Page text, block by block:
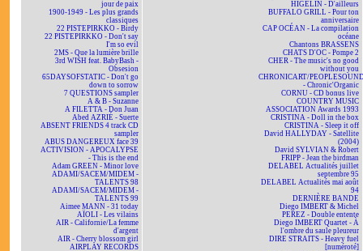
jour de paix
1900-1949 - Les plus grands
classiques
22 PISTEPIRKKO - Birdy
22 PISTEPIRKKO - Don't say
I'm so evil
2MS - Que la lumière brille
3rd WISH feat. BabyBash -
Obsesion
65DAYSOFSTATIC - Don't go
down to sorrow
7 QUESTIONS sampler
A & B - Suzanne
A FILETTA - Don Juan
Abed AZRIÉ - Suerte
ABSENT FRIENDS 4 track CD
sampler
ABUS DANGEREUX face 39
ACTIVISION - APOCALYPSE
- This is the end
Adam GREEN - Minor love
ADAMI/SACEM/MIDEM -
TALENTS 98
ADAMI/SACEM/MIDEM -
TALENTS 99
Aimee MANN - 31 today
AÏOLI - Les vilains
AIR - Californie/La femme
d'argent
AIR - Cherry blossom girl
AIRPLAY RECORDS
HIGELIN - D'ailleurs
BUFFALO GRILL - Pour ton
anniversaire
CAP OCÉAN - La compilation
océane
Chantons BRASSENS
CHATS D'OC - Pompe 2
CHER - The music's no good
without you
CHRONICART/
- Chronic'Organic
CORNU - CD bonus live
COUNTRY MUSIC
ASSOCIATION Awards 1993
CRISTINA - Doll in the box
CRISTINA - Sleep it off
David HALLYDAY - Satellite
(2004)
David SYLVIAN & Robert
FRIPP - Jean the birdman
DELABEL Actualités juillet
septembre 95
DELABEL Actualités mai août
94
DERNIÈRE BANDE
Diego IMBERT & Michel
PEREZ - Double entente
Diego IMBERT Quartet - À
l'ombre du saule pleureur
DIRE STRAITS - Heavy fuel
[numéroté]